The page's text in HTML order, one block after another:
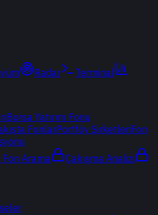
Radar
Terminal
Borsa Yatırım Fonu
FonlarPortföy ŞirketleriFon
Fon Arama
Çakışma Analizi